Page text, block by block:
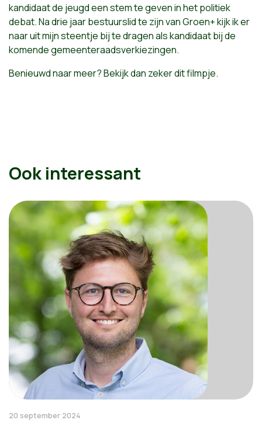
kandidaat de jeugd een stem te geven in het politiek
debat. Na drie jaar bestuurslid te zijn van Groen+ kijk ik er
naar uit mijn steentje bij te dragen als kandidaat bij de
komende gemeenteraadsverkiezingen.
Benieuwd naar meer? Bekijk dan zeker dit filmpje.
Ook interessant
20 september 2024